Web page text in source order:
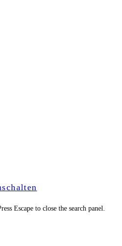
Escape to close the search panel.